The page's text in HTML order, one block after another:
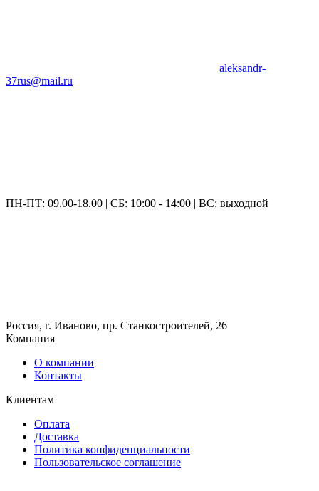
aleksandr-
37rus@mail.ru
ПН-ПТ: 09.00-18.00 | СБ: 10:00 - 14:00 | ВС: выходной
Россия, г. Иваново, пр. Станкостроителей, 26
Компания
О компании
Контакты
Клиентам
Оплата
Доставка
Политика конфиденциальности
Пользовательское соглашение